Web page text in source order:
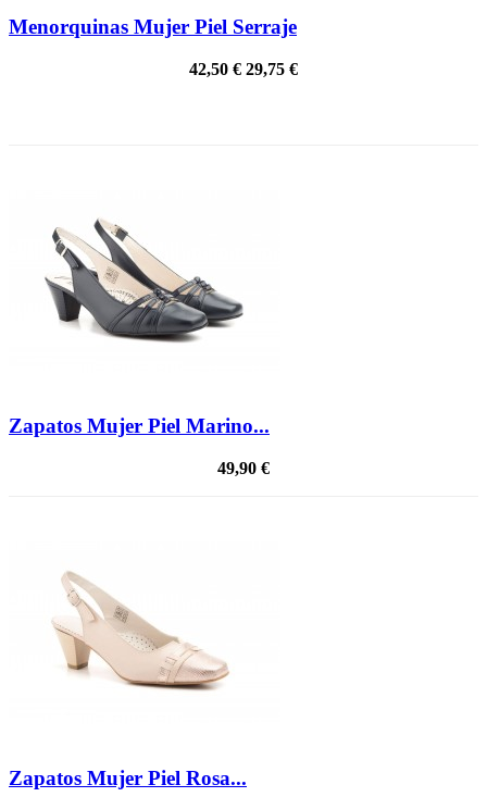
Menorquinas Mujer Piel Serraje
42,50 € 29,75 €
Zapatos Mujer Piel Marino...
49,90 €
Zapatos Mujer Piel Rosa...